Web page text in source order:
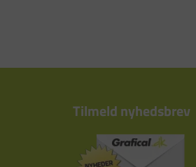
Tilmeld nyhedsbrev